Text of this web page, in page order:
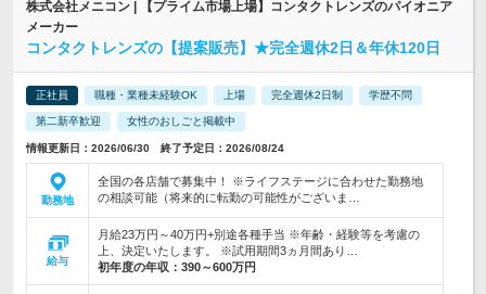
株式会社メニコン | 【プライム市場上場】コンタクトレンズのパイオニア
メーカー
コンタクトレンズの【提案販売】★完全週休2日＆年休120日
正社員 職種・業種未経験OK 上場 完全週休2日制 学歴不問
第二新卒歓迎 女性のおしごと掲載中
情報更新日：2026/06/30 終了予定日：2026/08/24
勤務地
全国の各店舗で募集中！ ※ライフステージに合わせた勤務地
の相談可能（将来的に転勤の可能性がございま…
給与
月給23万円～40万円+別途各種手当 ※年齢・経験等を考慮の
上、決定いたします。 ※試用期間3ヵ月間あり…
初年度の年収： 390～600万円